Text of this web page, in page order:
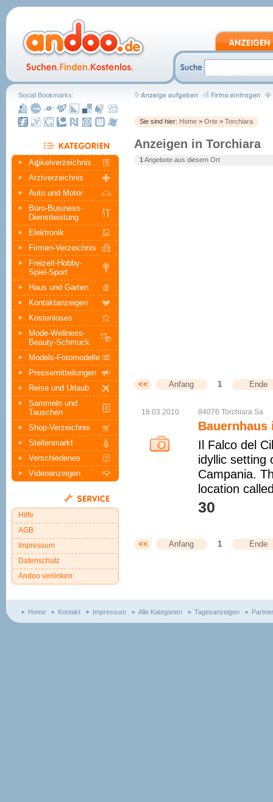
Sie sind hier: Home > Orte > Torchiara
Anzeigen in Torchiara
1 Angebote aus diesem Ort
<< Anfang 1 Ende
18.03.2010 84076 Torchiara Sa
Bauernhaus
Il Falco del
idyllic setting
Campania.
location
30 
<< Anfang 1 Ende
Social Bookmarks:
Artikelverzeichnis
Arztverzeichnis
Auto und Motor
Büro-Business-
Dienstleistung
Elektronik
Firmen-Verzeichnis
Freizeit-Hobby-
Spiel-Sport
Haus und Garten
Kontaktanzeigen
Kostenloses
Mode-Wellness-
Beauty-Schmuck
Models-Fotomodelle
Pressemitteilungen
Reise und Urlaub
Sammeln und
Tauschen
Shop-Verzeichnis
Stellenmarkt
Verschiedenes
Videoanzeigen
Hilfe
AGB
Impressum
Datenschutz
Andoo verlinken
Home Kontakt Impressum Alle Kategorien Tagesanzeigen Partner